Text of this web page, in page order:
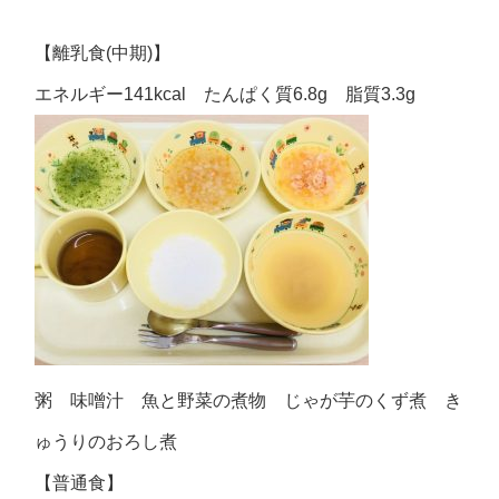
【離乳食(中期)】
エネルギー141kcal たんぱく質6.8g 脂質3.3g
粥 味噌汁 魚と野菜の煮物 じゃが芋のくず煮 き
ゅうりのおろし煮
【普通食】